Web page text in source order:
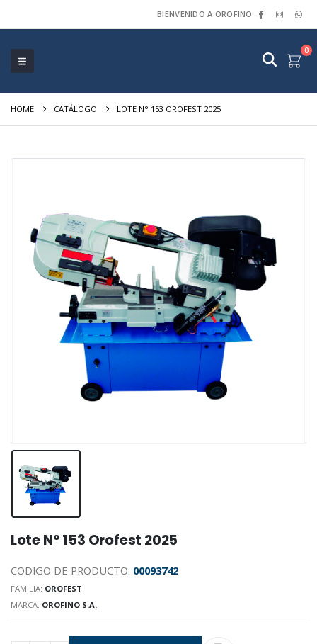
BIENVENIDO A OROFINO
0
HOME CATÁLOGO LOTE N° 153 OROFEST 2025
Lote N° 153 Orofest 2025
CODIGO DE PRODUCTO: 00093742
FAMILIA: OROFEST
MARCA: OROFINO S.A.